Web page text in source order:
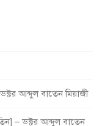
আব্দুল বাতেন মিয়াজী
– ডক্টর আব্দুল বাতেন